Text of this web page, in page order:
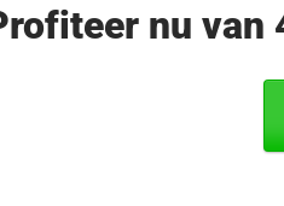
Vintage Leder Bruin
nu van